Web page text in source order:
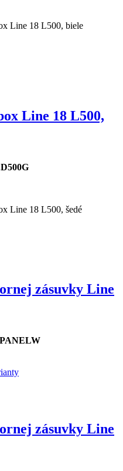
Line 18 L500, biele
Line 18 L500,
Line 18 L500, šedé
zásuvky Line
zásuvky Line